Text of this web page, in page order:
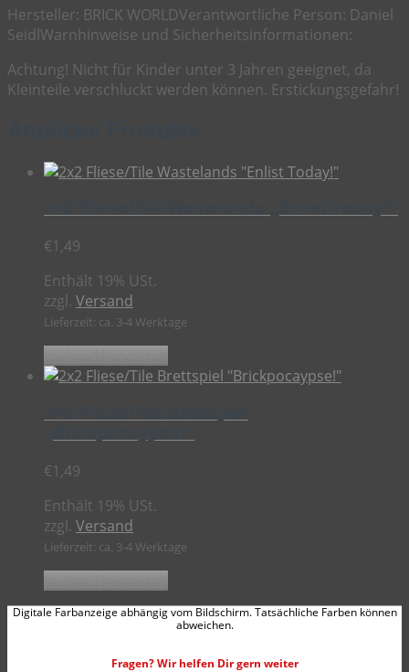
Hersteller: BRICK WORLDVerantwortliche Person: Daniel
Seidl Warnhinweise und Sicherheitsinformationen:
Achtung! Nicht für Kinder unter 3 Jahren geeignet, da
Kleinteile verschluckt werden können. Erstickungsgefahr!
€1,49
Enthält 19% USt.
zzgl. Versand
Lieferzeit: ca. 3-4 Werktage
€1,49
Enthält 19% USt.
zzgl. Versand
Lieferzeit: ca. 3-4 Werktage
Digitale Farbanzeige abhängig vom Bildschirm. Tatsächliche Farben können
abweichen.
Fragen? Wir helfen Dir gern weiter